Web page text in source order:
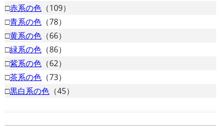
□赤系の色 （109）
□青系の色 （78）
□黄系の色 （66）
□緑系の色 （86）
□紫系の色 （62）
□茶系の色 （73）
□黒白系の色 （45）